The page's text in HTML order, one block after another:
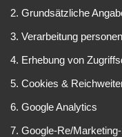
die Zukunft. In den
der nächsten
ist möglich.
werden dann in 2018
FC
2. Grundsätzliche
3. Verarbeitung
4. Erhebung von
5. Cookies &
6. Google Analytics
7. Google-Re/